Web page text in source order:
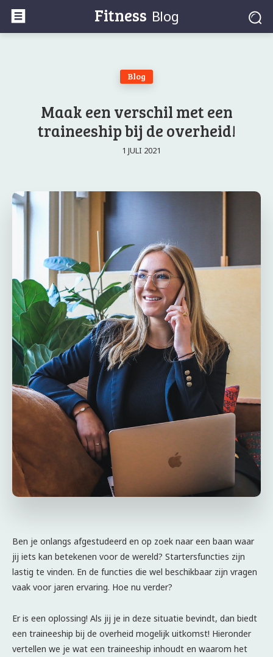
Fitness Blog
Blog
Maak een verschil met een
traineeship bij de overheid!
1 JULI 2021
Ben je onlangs afgestudeerd en op zoek naar een baan waar
jij iets kan betekenen voor de wereld? Startersfuncties zijn
lastig te vinden. En de functies die wel beschikbaar zijn vragen
vaak voor jaren ervaring. Hoe nu verder?
Er is een oplossing! Als jij je in deze situatie bevindt, dan biedt
een traineeship bij de overheid mogelijk uitkomst! Hieronder
vertellen we je wat een traineeship inhoudt en waarom het